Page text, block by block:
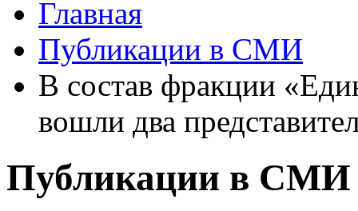
Главная
Публикации в СМИ
В состав фракции
вошли два
Публикации в СМИ